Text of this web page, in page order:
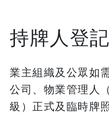
持牌人登
業主組織及公眾如
公司、物業管理人
級）正式及臨時牌